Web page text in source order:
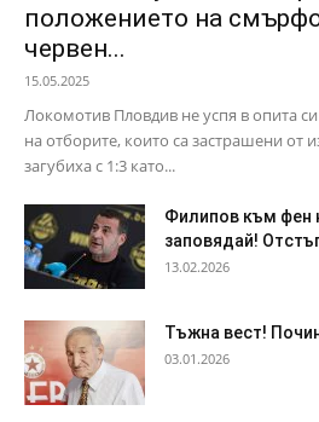
положението на
червен...
15.05.2025
Локомотив Пловдив не успя в опита
на отборите, които са застрашени от
загубиха с 1:3 като...
Филипов към фен
заповядай!
13.02.2026
Тъжна вест!
03.01.2026